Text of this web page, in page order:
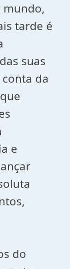
mundo,
tarde é
suas
da
e
do